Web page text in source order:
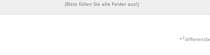
(Bitte füllen Sie alle Felder aus!)
*2